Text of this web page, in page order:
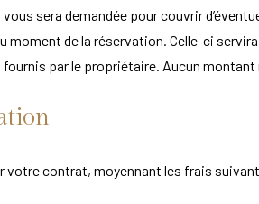
sera demandée pour couvrir
de la réservation. Celle-ci
par le propriétaire. Aucun montant
votre contrat, moyennant les frais